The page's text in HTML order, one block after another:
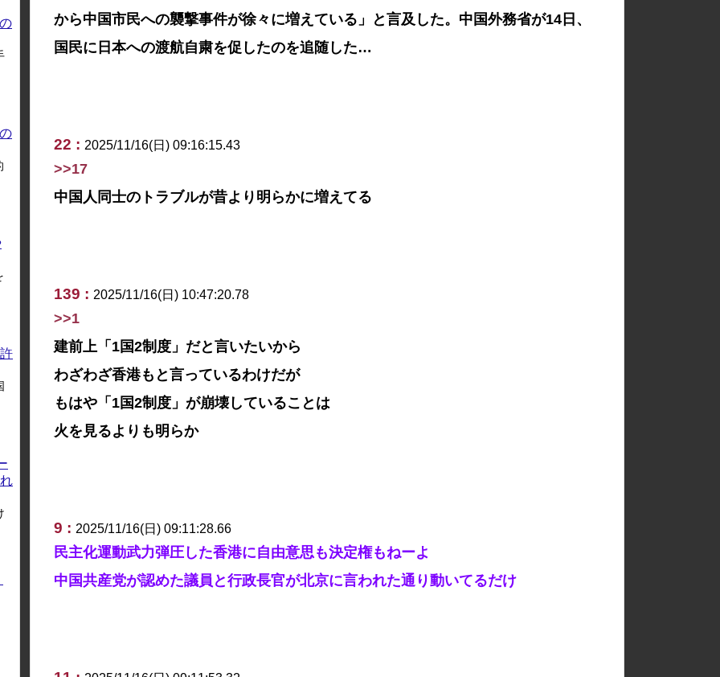
から中国市民への襲撃事件が徐々に増えている」と言及した。中国外務省が14日、
国民に日本への渡航自粛を促したのを追随した…
22 : 2025/11/16(日) 09:16:15.43
>>17
中国人同士のトラブルが昔より明らかに増えてる
139 : 2025/11/16(日) 10:47:20.78
>>1
建前上「1国2制度」だと言いたいから
わざわざ香港もと言っているわけだが
もはや「1国2制度」が崩壊していることは
火を見るよりも明らか
9 : 2025/11/16(日) 09:11:28.66
民主化運動武力弾圧した香港に自由意思も決定権もねーよ
中国共産党が認めた議員と行政長官が北京に言われた通り動いてるだけ